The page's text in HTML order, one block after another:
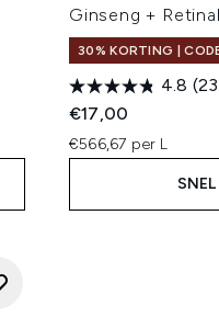
Ginseng +
30% KORTING |
4.8
€17,00
€566,67 per L